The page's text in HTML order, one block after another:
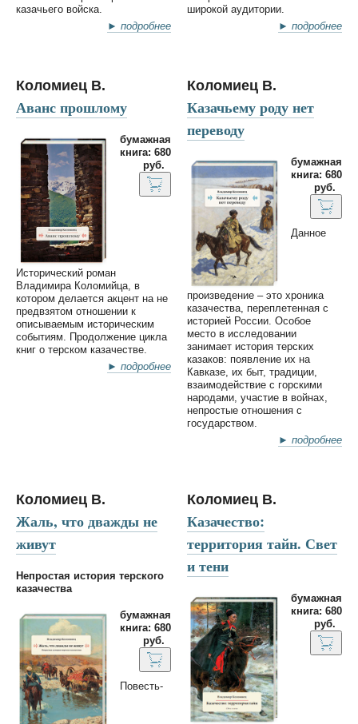
казачьего войска.
► подробнее
широкой аудитории.
► подробнее
Коломиец В.
Аванс прошлому
бумажная
книга: 680
руб.
Исторический роман
Владимира Коломийца, в
котором делается акцент на не
предвзятом отношении к
описываемым историческим
событиям. Продолжение цикла
книг о терском казачестве.
► подробнее
Коломиец В.
Казачьему роду нет
переводу
бумажная
книга: 680
руб.
Данное
произведение – это хроника
казачества, переплетенная с
историей России. Особое
место в исследовании
занимает история терских
казаков: появление их на
Кавказе, их быт, традиции,
взаимодействие с горскими
народами, участие в войнах,
непростые отношения с
государством.
► подробнее
Коломиец В.
Жаль, что дважды не
живут
Непростая история терского
казачества
бумажная
книга: 680
руб.
Повесть-
Коломиец В.
Казачество:
территория тайн. Свет
и тени
бумажная
книга: 680
руб.